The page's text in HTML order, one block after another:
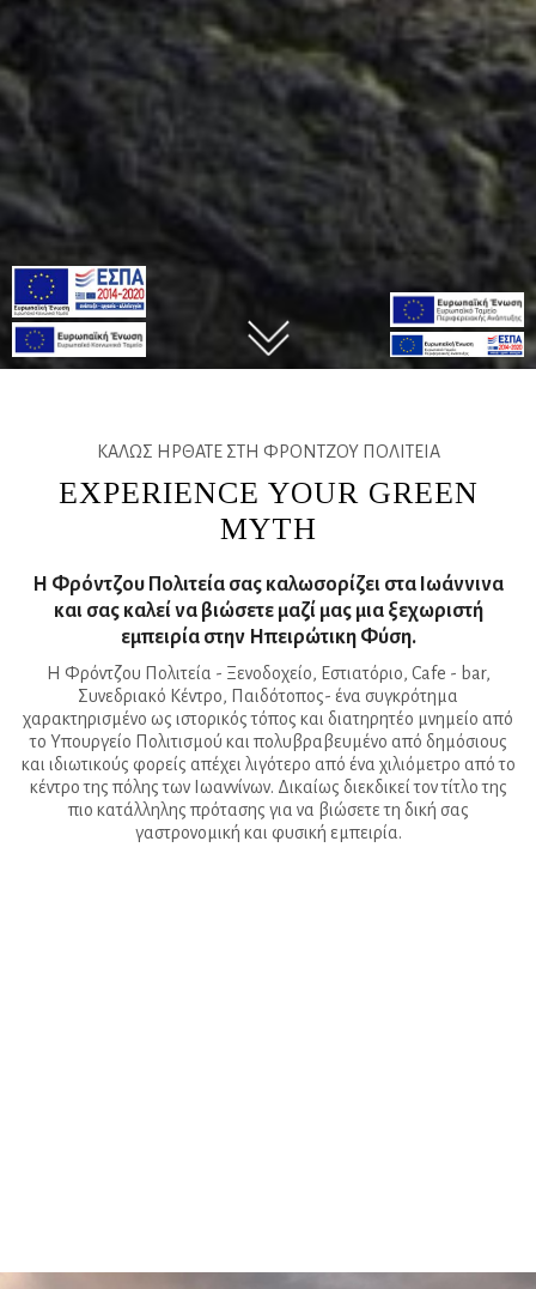
ΚΑΛΩΣ ΗΡΘΑΤΕ ΣΤΗ ΦΡΟΝΤΖΟΥ ΠΟΛΙΤΕΙΑ
EXPERIENCE YOUR GREEN
MYTH
Η Φρόντζου Πολιτεία σας καλωσορίζει στα Ιωάννινα
και σας καλεί να βιώσετε μαζί μας μια ξεχωριστή
εμπειρία στην Ηπειρώτικη Φύση.
Η Φρόντζου Πολιτεία - Ξενοδοχείο, Εστιατόριο, Cafe - bar,
Συνεδριακό Κέντρο, Παιδότοπος- ένα συγκρότημα
χαρακτηρισμένο ως ιστορικός τόπος και διατηρητέο μνημείο από
το Υπουργείο Πολιτισμού και πολυβραβευμένο από δημόσιους
και ιδιωτικούς φορείς απέχει λιγότερο από ένα χιλιόμετρο από το
κέντρο της πόλης των Ιωαννίνων. Δικαίως διεκδικεί τον τίτλο της
πιο κατάλληλης πρότασης για να βιώσετε τη δική σας
γαστρονομική και φυσική εμπειρία.